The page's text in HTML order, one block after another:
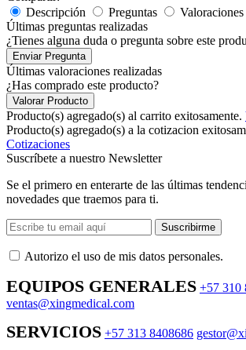
Descripción
Preguntas
Valoraciones
Últimas preguntas realizadas
¿Tienes alguna duda o pregunta sobre este
Enviar Pregunta
Últimas valoraciones realizadas
¿Has comprado este producto?
Valorar Producto
Producto(s) agregado(s) al carrito exitosamente.
Producto(s) agregado(s) a la cotizacion
Cotizaciones
Suscríbete a nuestro Newsletter
Se el primero en enterarte de las últimas
novedades que traemos para ti.
Suscribirme
Autorizo ​​el uso de mis datos personales.
EQUIPOS GENERALES +57 310
ventas@xingmedical.com
SERVICIOS +57 313 8408686